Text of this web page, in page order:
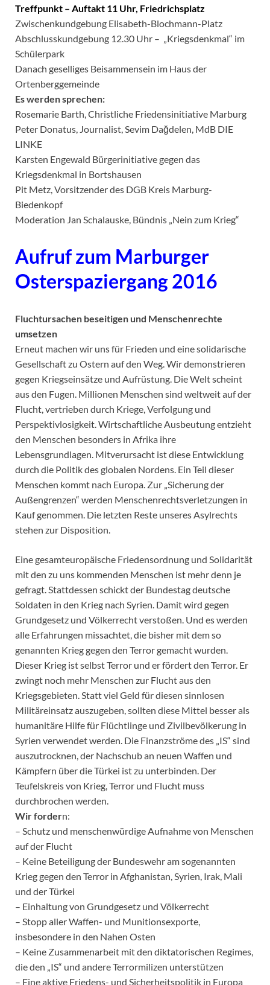
Treffpunkt – Auftakt 11 Uhr, Friedrichsplatz
Zwischenkundgebung Elisabeth-Blochmann-Platz
Abschlusskundgebung 12.30 Uhr – „Kriegsdenkmal“ im
Schülerpark
Danach geselliges Beisammensein im Haus der
Ortenberggemeinde
Es werden sprechen:
Rosemarie Barth, Christliche Friedensinitiative Marburg
Peter Donatus, Journalist, Sevim Dağdelen, MdB DIE
LINKE
Karsten Engewald Bürgerinitiative gegen das
Kriegsdenkmal in Bortshausen
Pit Metz, Vorsitzender des DGB Kreis Marburg-
Biedenkopf
Moderation Jan Schalauske, Bündnis „Nein zum Krieg“
Aufruf zum Marburger
Osterspaziergang 2016
Fluchtursachen beseitigen und Menschenrechte
umsetzen
Erneut machen wir uns für Frieden und eine solidarische
Gesellschaft zu Ostern auf den Weg. Wir demonstrieren
gegen Kriegseinsätze und Aufrüstung. Die Welt scheint
aus den Fugen. Millionen Menschen sind weltweit auf der
Flucht, vertrieben durch Kriege, Verfolgung und
Perspektivlosigkeit. Wirtschaftliche Ausbeutung entzieht
den Menschen besonders in Afrika ihre
Lebensgrundlagen. Mitverursacht ist diese Entwicklung
durch die Politik des globalen Nordens. Ein Teil dieser
Menschen kommt nach Europa. Zur „Sicherung der
Außengrenzen“ werden Menschenrechtsverletzungen in
Kauf genommen. Die letzten Reste unseres Asylrechts
stehen zur Disposition.
Eine gesamteuropäische Friedensordnung und Solidarität
mit den zu uns kommenden Menschen ist mehr denn je
gefragt. Stattdessen schickt der Bundestag deutsche
Soldaten in den Krieg nach Syrien. Damit wird gegen
Grundgesetz und Völkerrecht verstoßen. Und es werden
alle Erfahrungen missachtet, die bisher mit dem so
genannten Krieg gegen den Terror gemacht wurden.
Dieser Krieg ist selbst Terror und er fördert den Terror. Er
zwingt noch mehr Menschen zur Flucht aus den
Kriegsgebieten. Statt viel Geld für diesen sinnlosen
Militäreinsatz auszugeben, sollten diese Mittel besser als
humanitäre Hilfe für Flüchtlinge und Zivilbevölkerung in
Syrien verwendet werden. Die Finanzströme des „IS“ sind
auszutrocknen, der Nachschub an neuen Waffen und
Kämpfern über die Türkei ist zu unterbinden. Der
Teufelskreis von Krieg, Terror und Flucht muss
durchbrochen werden.
Wir fordern:
– Schutz und menschenwürdige Aufnahme von Menschen
auf der Flucht
– Keine Beteiligung der Bundeswehr am sogenannten
Krieg gegen den Terror in Afghanistan, Syrien, Irak, Mali
und der Türkei
– Einhaltung von Grundgesetz und Völkerrecht
– Stopp aller Waffen- und Munitionsexporte,
insbesondere in den Nahen Osten
– Keine Zusammenarbeit mit den diktatorischen Regimes,
die den „IS“ und andere Terrormilizen unterstützen
– Eine aktive Friedens- und Sicherheitspolitik in Europa